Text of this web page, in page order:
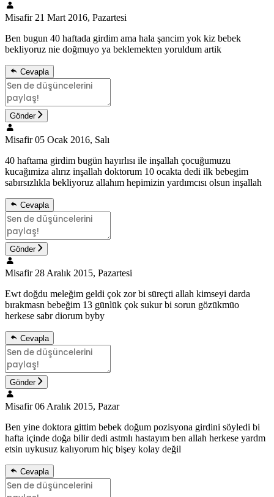
Misafir 21 Mart 2016, Pazartesi
Ben bugun 40 haftada girdim ama hala şancim yok kiz bebek
bekliyoruz nie doğmuyo ya beklemekten yoruldum artik
Cevapla
Gönder
Misafir 05 Ocak 2016, Salı
40 haftama girdim bugün hayırlısı ile inşallah çocuğumuzu
kucağımiza alırız inşallah doktorum 10 ocakta dedi ilk bebegim
sabırsızlıkla bekliyoruz allahım hepimizin yardımcısı olsun inşallah
Cevapla
Gönder
Misafir 28 Aralık 2015, Pazartesi
Ewt doğdu meleğim geldi çok zor bi sūreçti allah kimseyi darda
bırakmasn bebeğim 13 gūnlūk çok sukur bi sorun gözūkmūo
herkese sabr diorum byby
Cevapla
Gönder
Misafir 06 Aralık 2015, Pazar
Ben yine doktora gittim bebek doğum pozisyona girdini söyledi bi
hafta içinde doğa bilir dedi astmlı hastayım ben allah herkese yardm
etsin uykusuz kalıyorum hiç bişey kolay değil
Cevapla